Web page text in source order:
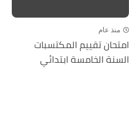
منذ عام
امتحان تقييم المكتسبات
السنة الخامسة ابتدائي